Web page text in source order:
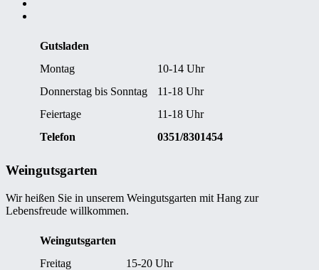
Gutsladen
Montag
10-14 Uhr
Donnerstag bis Sonntag
11-18 Uhr
Feiertage
11-18 Uhr
Telefon
0351/8301454
Weingutsgarten
Wir heißen Sie in unserem Weingutsgarten mit Hang zur
Lebensfreude willkommen.
Weingutsgarten
Freitag
15-20 Uhr